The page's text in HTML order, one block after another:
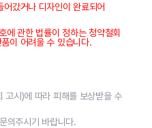
갔거나 디자인이 완료되어
에 관한 법률이 정하는 청약철회
이 어려울 수 있습니다.
고시)에 따라 피해를 보상받을 수
주시기 바랍니다.